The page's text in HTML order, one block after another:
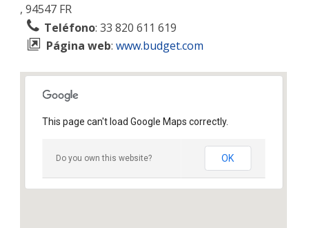
, 94547 FR
Teléfono: 33 820 611 619
Página web: www.budget.com
This page can't load Google Maps correctly.
Do you own this website? OK